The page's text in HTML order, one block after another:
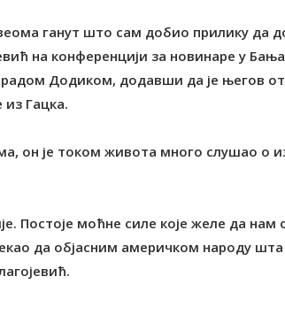
ганут што сам добио прилику да
на конференцији за новинаре у
Додиком, додавши да је његов
из Гацка.
он је током живота много слушао о
Постоје моћне силе које желе да
да објасним америчком народу